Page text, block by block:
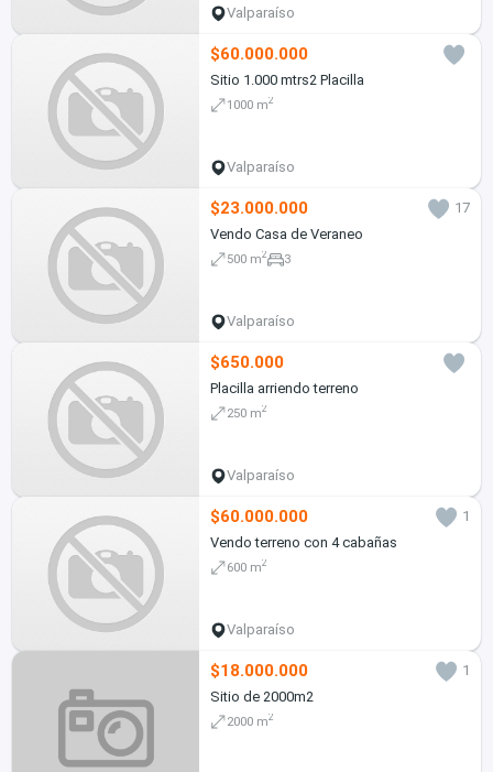
Valparaíso
$60.000.000
Sitio 1.000 mtrs2 Placilla
1000 m2
Valparaíso
$23.000.000
17
Vendo Casa de Veraneo
500 m2 3
Valparaíso
$650.000
Placilla arriendo terreno
250 m2
Valparaíso
$60.000.000
1
Vendo terreno con 4 cabañas
600 m2
Valparaíso
$18.000.000
1
Sitio de 2000m2
2000 m2